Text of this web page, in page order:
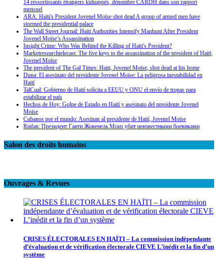
14 ressortissants étrangers kidnappés, dénombre CARDH dans son rapport
mensuel
ARA: Haiti's President Jovenel Moïse shot dead A group of armed men have
stormed the presidential palace
The Wall Street Journal: Haiti Authorities Intensify Manhunt After President
Jovenel Moïse’s Assassination
Insight Crime: Who Was Behind the Killing of Haiti's President?
Marketresearchtelecast: The five keys to the assassination of the president of Haiti,
Jovenel Moïse
The president of The Gal Times: Haiti, Jovenel Moïse, shot dead at his home
Duna: El asesinato del presidente Jovenel Moïse: La peligrosa inestabilidad en
Haití
TalCual: Gobierno de Haití solicita a EEUU y ONU el envío de tropas para
estabilizar el país
Hechos de Hoy: Golpe de Estado en Haití y asesinato del presidente Jovenel
Moise
Cubanos por el mundo: Asesinan al presidente de Haití, Jovenel Moïse
Riafan: Президент Гаити Жовенель Моиз убит неизвестными боевиками
Salon des droits humains
Ouvrages & Revues
CRISES ÉLECTORALES EN HAÏTI – La commission indépendante
d’évaluation et de vérification électorale CIEVE L’inédit et la fin d’un
système